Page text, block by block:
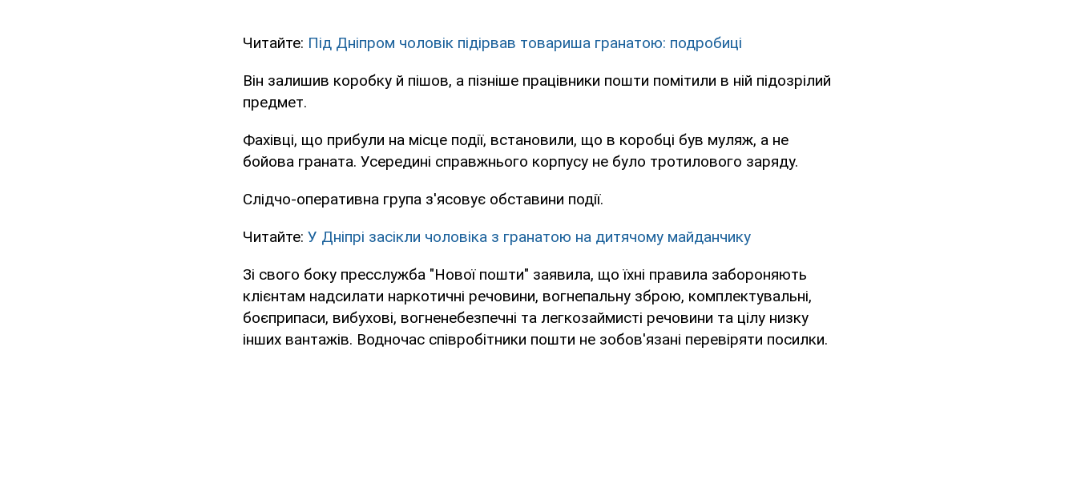
Читайте: Під Дніпром чоловік підірвав товариша гранатою: подробиці
Він залишив коробку й пішов, а пізніше працівники пошти помітили в ній підозрілий
предмет.
Фахівці, що прибули на місце події, встановили, що в коробці був муляж, а не
бойова граната. Усередині справжнього корпусу не було тротилового заряду.
Слідчо-оперативна група з'ясовує обставини події.
Читайте: У Дніпрі засікли чоловіка з гранатою на дитячому майданчику
Зі свого боку пресслужба "Нової пошти" заявила, що їхні правила забороняють
клієнтам надсилати наркотичні речовини, вогнепальну зброю, комплектувальні,
боєприпаси, вибухові, вогненебезпечні та легкозаймисті речовини та цілу низку
інших вантажів. Водночас співробітники пошти не зобов'язані перевіряти посилки.